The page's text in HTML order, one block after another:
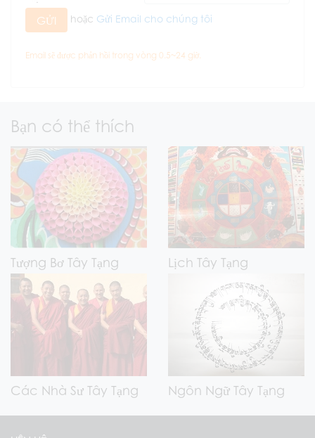
GỬI hoặc Gửi Email cho chúng tôi
Email sẽ được phản hồi trong vòng 0.5~24 giờ.
Bạn có thể thích
Tượng Bơ Tây Tạng Lịch Tây Tạng
Các Nhà Sư Tây Tạng Ngôn Ngữ Tây Tạng